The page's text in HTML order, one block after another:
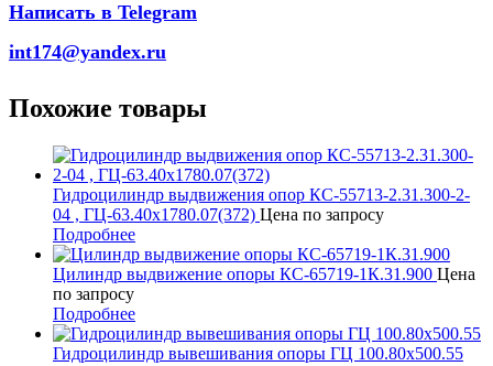
Написать в Telegram
int174@yandex.ru
Похожие товары
Гидроцилиндр выдвижения опор КС-55713-2.31.300-2-
04 , ГЦ-63.40х1780.07(372) Цена по запросу
Подробнее
Цилиндр выдвижение опоры КС-65719-1К.31.900 Цена
по запросу
Подробнее
Гидроцилиндр вывешивания опоры ГЦ 100.80х500.55